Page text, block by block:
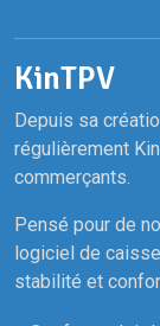
KinTPV
Depuis sa
régulièrement
commerçants.
Pensé pour de
logiciel de
stabilité et